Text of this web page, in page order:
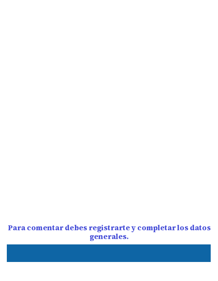
Para comentar debes registrarte y completar los datos
generales.